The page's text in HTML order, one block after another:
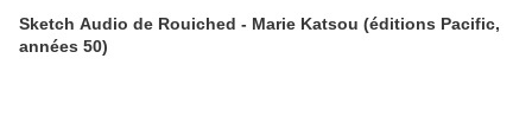
Sketch Audio de Rouiched - Marie Katsou (éditions Pacific,
années 50)